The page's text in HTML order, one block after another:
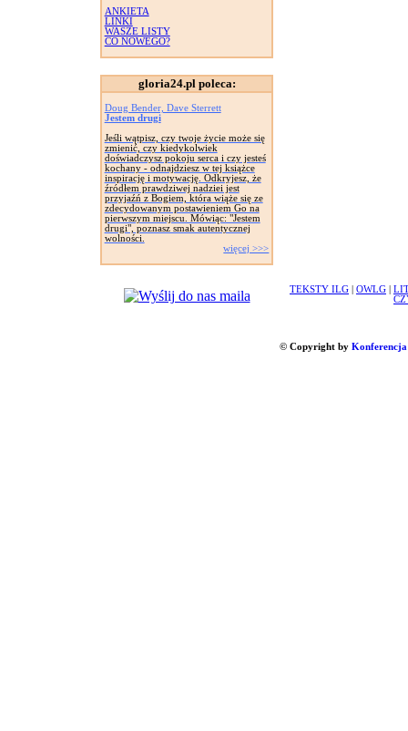
ANKIETA
LINKI
WASZE LISTY
CO NOWEGO?
gloria24.pl poleca:
Doug Bender, Dave Sterrett
Jestem drugi
Jeśli wątpisz, czy twoje życie może się
zmienić, czy kiedykolwiek
doświadczysz pokoju serca i czy jesteś
kochany - odnajdziesz w tej książce
inspirację i motywację. Odkryjesz, że
źródłem prawdziwej nadziei jest
przyjaźń z Bogiem, która wiąże się ze
zdecydowanym postawieniem Go na
pierwszym miejscu. Mówiąc: "Jestem
drugi", poznasz smak autentycznej
wolności.
więcej >>>
TEKSTY ILG OWLG
© Copyright by Konferencja